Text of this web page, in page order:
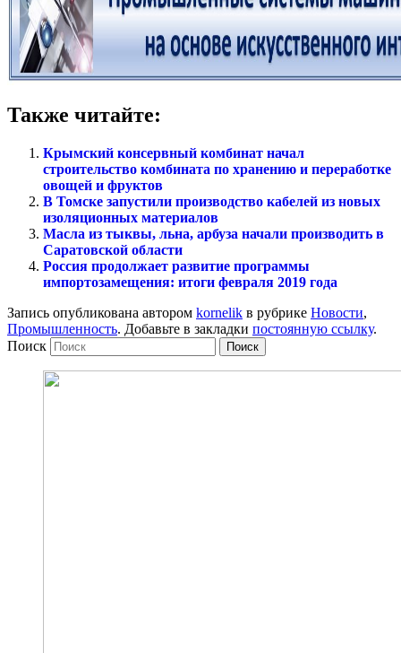
Также читайте:
Крымский консервный комбинат начал
строительство комбината по хранению и переработке
овощей и фруктов
В Томске запустили производство кабелей из новых
изоляционных материалов
Масла из тыквы, льна, арбуза начали производить в
Саратовской области
Россия продолжает развитие программы
импортозамещения: итоги февраля 2019 года
Запись опубликована автором kornelik в рубрике Новости,
Промышленность. Добавьте в закладки постоянную ссылку.
Поиск